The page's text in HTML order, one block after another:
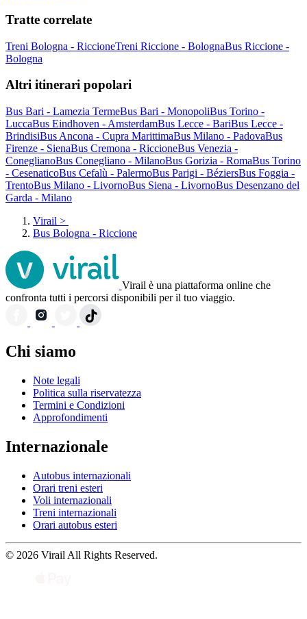
Tratte correlate
Treni Bologna - RiccioneTreni Riccione - BolognaBus Riccione -
Bologna
Altri itinerari popolari
Bus Bari - Lamezia TermeBus Bari - MonopoliBus Torino -
LuccaBus Eindhoven - AmsterdamBus Lecce - BariBus Lecce -
BrindisiBus Ancona - Cupra MarittimaBus Milano - PadovaBus
Firenze - SienaBus Cremona - RiccioneBus Venezia -
ConeglianoBus Conegliano - MilanoBus Gorizia - RomaBus Torino
- CesenaticoBus Cefalù - PalermoBus Parigi - BéziersBus Foggia -
TrentoBus Milano - LivornoBus Siena - LivornoBus Desenzano del
Garda - Milano
Virail >
Bus Bologna - Riccione
Virail è una piattaforma online che
confronta tutti i percorsi disponibili per il tuo viaggio.
Chi siamo
Note legali
Politica sulla riservatezza
Termini e Condizioni
Approfondimenti
Internazionale
Autobus internazionali
Orari treni esteri
Voli internazionali
Treni internazionali
Orari autobus esteri
© 2026 Virail All Rights Reserved.